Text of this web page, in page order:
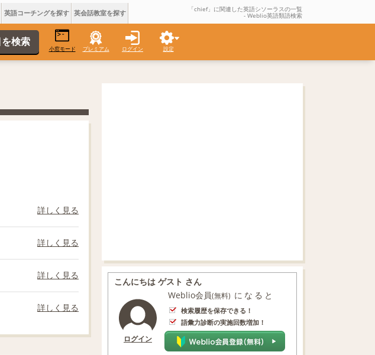
英語コーチングを探す 英会話教室を探す 「chief」に関連した英語シソーラスの一覧
- Weblio英語類語検索
小窓モード プレミアム ログイン 設定
詳しく見る
詳しく見る
詳しく見る
詳しく見る
こんにちは ゲスト さん
ログイン
Weblio会員(無料) になると
検索履歴を保存できる！
語彙力診断の実施回数増加！